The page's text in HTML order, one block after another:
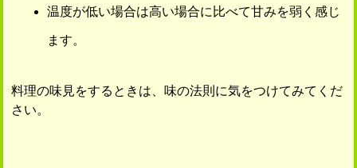
温度が低い場合は高い場合に比べて甘みを弱く感じ
ます。
料理の味見をするときは、味の法則に気をつけてみてくだ
さい。